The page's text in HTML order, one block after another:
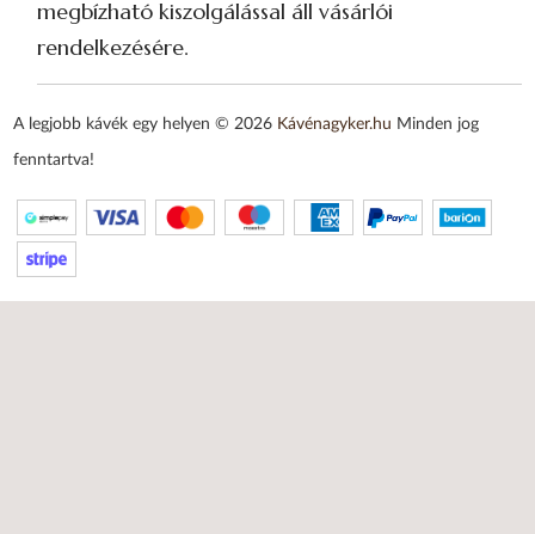
megbízható kiszolgálással áll vásárlói
rendelkezésére.
A legjobb kávék egy helyen © 2026 Kávénagyker.hu Minden jog
fenntartva!